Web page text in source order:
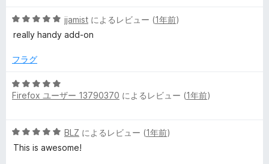
ビ
ー
価
5
段
中
の
評
jjamist によるレビュー (1年前)
really handy add-on
フラグ
5
段
5
の
Firefox ユーザー 13790370 によるレビュー (1年前)
5
段
BLZ によるレビュー (1年前)
This is awesome!